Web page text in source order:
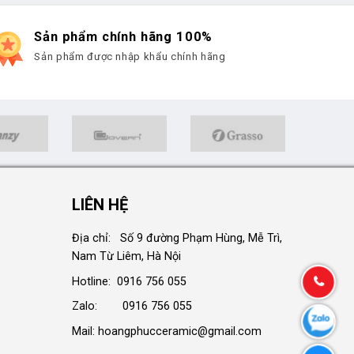
Sản phẩm chính hãng 100%
Sản phẩm được nhập khẩu chính hãng
LIÊN HỆ
Địa chỉ: Số 9 đường Phạm Hùng, Mễ Trì,
Nam Từ Liêm, Hà Nội
Hotline: 0916 756 055
Zalo: 0916 756 055
Mail: hoangphucceramic@gmail.com